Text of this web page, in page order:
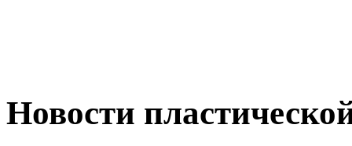
Новости